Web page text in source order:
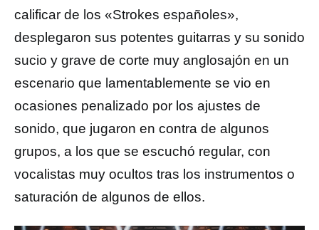
calificar de los «Strokes españoles»,
desplegaron sus potentes guitarras y su sonido
sucio y grave de corte muy anglosajón en un
escenario que lamentablemente se vio en
ocasiones penalizado por los ajustes de
sonido, que jugaron en contra de algunos
grupos, a los que se escuchó regular, con
vocalistas muy ocultos tras los instrumentos o
saturación de algunos de ellos.